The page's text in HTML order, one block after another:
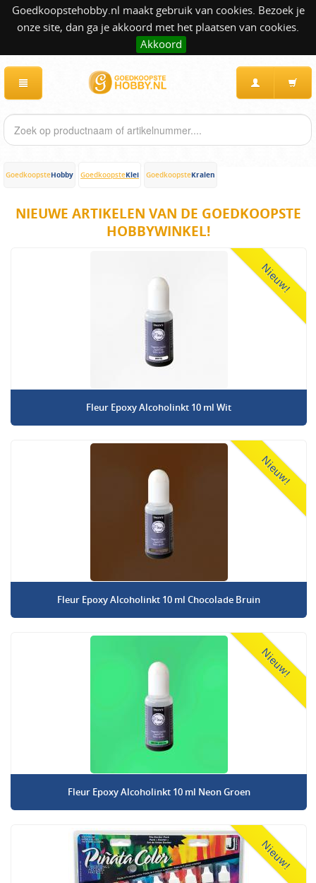
Goedkoopstehobby.nl maakt gebruik van cookies. Bezoek je
onze site, dan ga je akkoord met het plaatsen van cookies.
Akkoord
GoedkoopsteHobby GoedkoopsteKlei GoedkoopsteKralen
NIEUWE ARTIKELEN VAN DE GOEDKOOPSTE
HOBBYWINKEL!
Nieuw!
Fleur Epoxy Alcoholinkt 10 ml Wit
Nieuw!
Fleur Epoxy Alcoholinkt 10 ml Chocolade Bruin
Nieuw!
Fleur Epoxy Alcoholinkt 10 ml Neon Groen
Nieuw!